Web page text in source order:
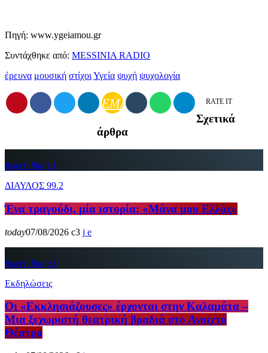
Πηγή: www.ygeiamou.gr
Συντάχθηκε από: MESSINIA RADIO
έρευνα μουσική στίχοι Υγεία ψυχή ψυχολογία
EMAIL RATE IT
Σχετικά
άρθρα
insert_link
ΔΙΑΥΛΟΣ 99.2
Ένα τραγούδι, μία ιστορία: «Μάνα μου Ελλάς»
today07/08/2026 3
insert_link
Εκδηλώσεις
Οι «Εκκλησιάζουσες» έρχονται στην Καλαμάτα –
Μια ξεχωριστή θεατρική βραδιά στο Ανοιχτό
Θέατρο